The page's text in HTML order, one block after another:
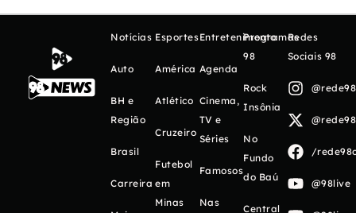
Notícias
Auto
BH e
Região
Brasil
Carreira
Esportes
América
Atlético
Cruzeiro
Futebol
em
Minas
Entretenimento
Agenda
Cinema,
TV e
Séries
Famosos
Nas
Programas
98
Rock
Insônia
No
Fundo
do Baú
Central
Redes
Sociais 98
/
@98live